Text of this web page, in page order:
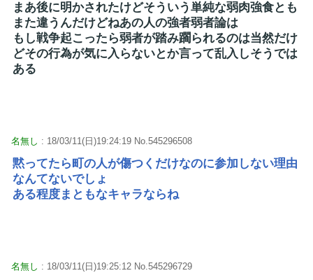
まあ後に明かされたけどそういう単純な弱肉強食とも
また違うんだけどねあの人の強者弱者論は
もし戦争起こったら弱者が踏み躙られるのは当然だけ
どその行為が気に入らないとか言って乱入しそうでは
ある
名無し : 18/03/11(日)19:24:19 No.545296508
黙ってたら町の人が傷つくだけなのに参加しない理由
なんてないでしょ
ある程度まともなキャラならね
名無し : 18/03/11(日)19:25:12 No.545296729